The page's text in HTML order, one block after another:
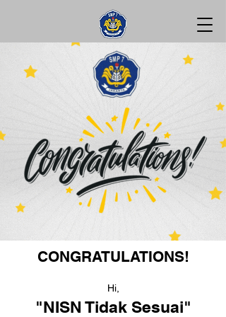
CONGRATULATIONS!
Hi,
"NISN Tidak Sesuai"